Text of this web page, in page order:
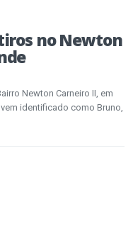
no Newton
Newton Carneiro II, em
identificado como Bruno,